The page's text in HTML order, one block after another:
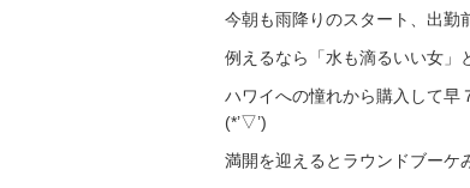
今朝も雨降りのスタート、出勤
例えるなら「水も滴るいい女」
ハワイへの憧れから購入して早
(*’▽’)
満開を迎えるとラウンドブー